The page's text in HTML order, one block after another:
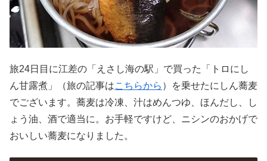
旅24日目に江差の「えさし海の駅」で買った「トロにし
ん甘露煮」（旅の記事はこちらから ）を乗せたにしん蕎麦
でございます。蕎麦は冷凍、汁はめんつゆ、ほんだし、し
ょう油、酒で適当に。お手軽ですけど、ニシンのおかげで
おいしい蕎麦になりました。